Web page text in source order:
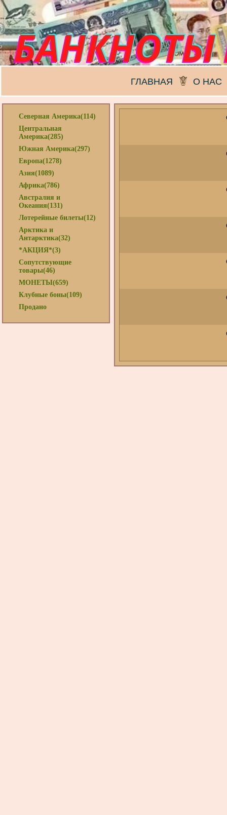
ГЛАВНАЯ О НАС
Северная Америка(114)
Центральная
Америка(285)
Южная Америка(297)
Европа(1278)
Азия(1089)
Африка(786)
Австралия и
Океания(131)
Лотерейные билеты(12)
Арктика и
Антарктика(32)
*АКЦИЯ*(3)
Сопутствующие
товары(46)
МОНЕТЫ(659)
Клубные боны(109)
Продано